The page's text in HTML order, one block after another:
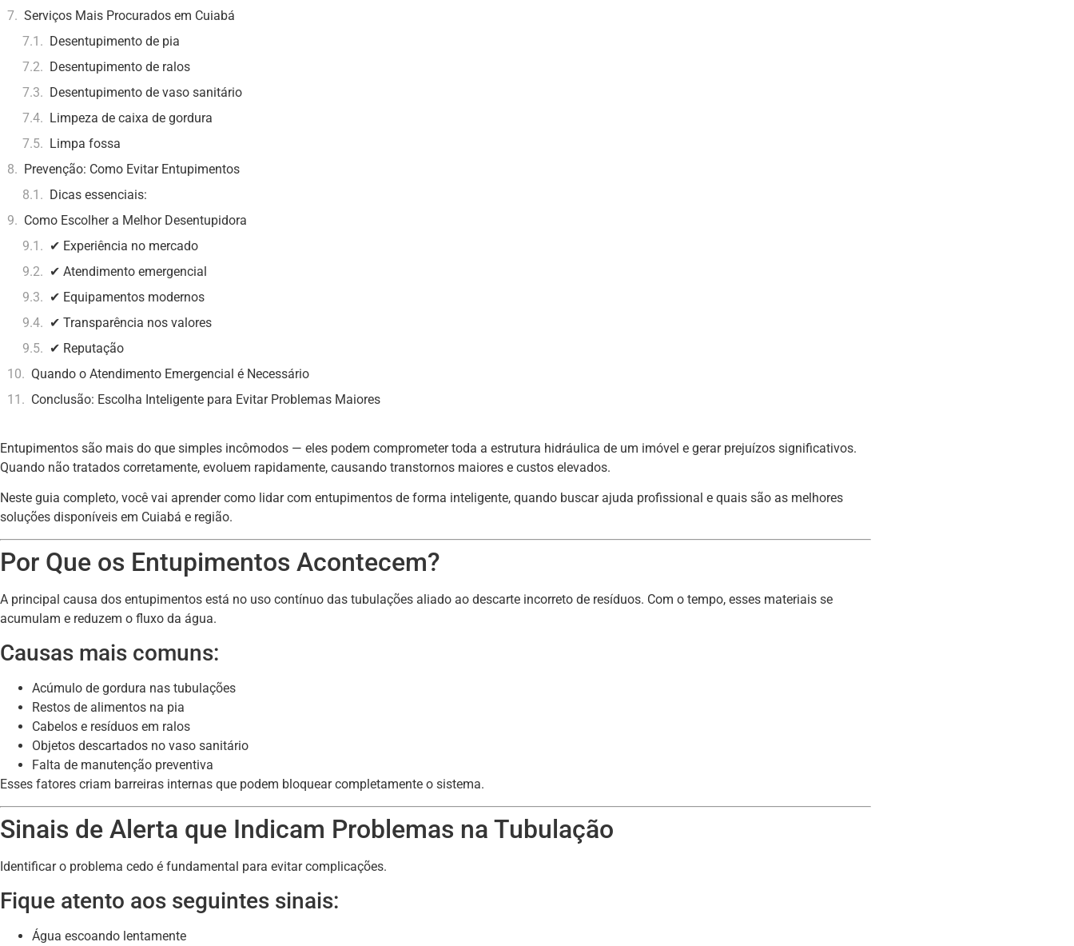
Serviços Mais Procurados em Cuiabá
Desentupimento de pia
Desentupimento de ralos
Desentupimento de vaso sanitário
Limpeza de caixa de gordura
Limpa fossa
Prevenção: Como Evitar Entupimentos
Dicas essenciais:
Como Escolher a Melhor Desentupidora
✔ Experiência no mercado
✔ Atendimento emergencial
✔ Equipamentos modernos
✔ Transparência nos valores
✔ Reputação
Quando o Atendimento Emergencial é Necessário
Conclusão: Escolha Inteligente para Evitar Problemas Maiores
Entupimentos são mais do que simples incômodos — eles podem comprometer toda a estrutura hidráulica de um imóvel e gerar prejuízos significativos.
Quando não tratados corretamente, evoluem rapidamente, causando transtornos maiores e custos elevados.
Neste guia completo, você vai aprender como lidar com entupimentos de forma inteligente, quando buscar ajuda profissional e quais são as melhores
soluções disponíveis em Cuiabá e região.
Por Que os Entupimentos Acontecem?
A principal causa dos entupimentos está no uso contínuo das tubulações aliado ao descarte incorreto de resíduos. Com o tempo, esses materiais se
acumulam e reduzem o fluxo da água.
Causas mais comuns:
Acúmulo de gordura nas tubulações
Restos de alimentos na pia
Cabelos e resíduos em ralos
Objetos descartados no vaso sanitário
Falta de manutenção preventiva
Esses fatores criam barreiras internas que podem bloquear completamente o sistema.
Sinais de Alerta que Indicam Problemas na Tubulação
Identificar o problema cedo é fundamental para evitar complicações.
Fique atento aos seguintes sinais:
Água escoando lentamente